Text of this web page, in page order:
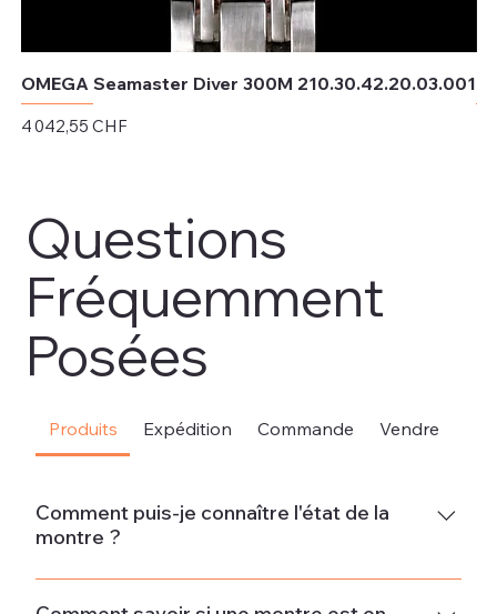
OMEGA Seamaster Diver 300M 210.30.42.20.03.001
Prix
4 042,55 CHF
Questions
Fréquemment
Posées
Produits Expédition Commande Vendre
Comment puis-je connaître l'état de la
montre ?
Neuve La montre est neuve et ne présente aucun signe